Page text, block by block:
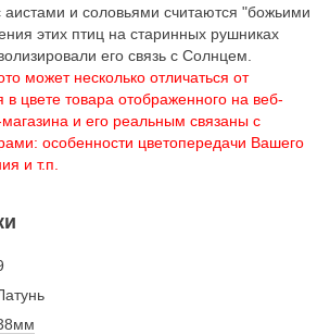
и соловьями считаются "божьими
этих птиц на старинных рушниках
его связь с Солнцем.
может несколько отличаться от
в цвете товара отображенного на веб-
и его реальным связаны с
особенности цветопередачи Вашего
и т.п.